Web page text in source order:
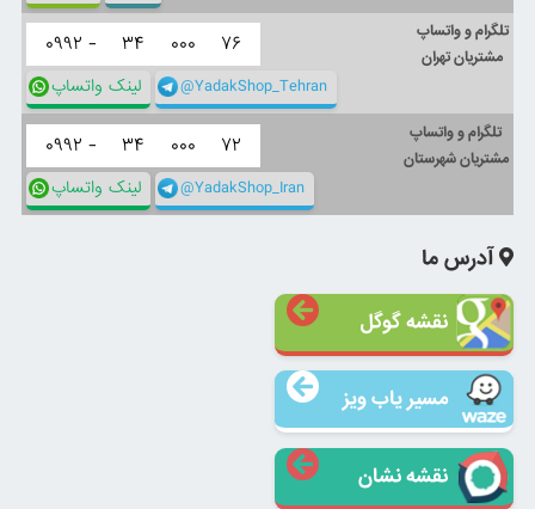
تلگرام و واتساپ
مشتریان تهران
۰۹۹۲ - ۳۴ ۰۰۰ ۷۶
لینک واتساپ @YadakShop_Tehran
تلگرام و واتساپ
مشتریان شهرستان
۰۹۹۲ - ۳۴ ۰۰۰ ۷۲
لینک واتساپ @YadakShop_Iran
آدرس ما
نقشه گوگل
مسیر یاب ویز
نقشه نشان